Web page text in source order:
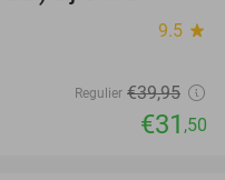
9.5 star
Regulier €39,95
€31 ,50